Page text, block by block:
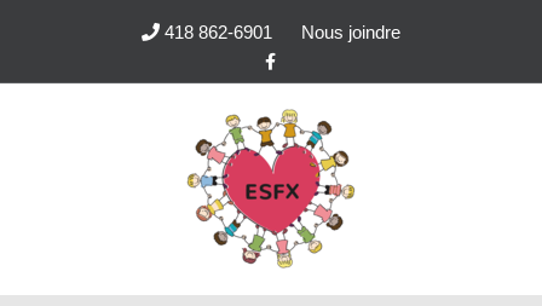
418 862-6901
Nous joindre
Facebook